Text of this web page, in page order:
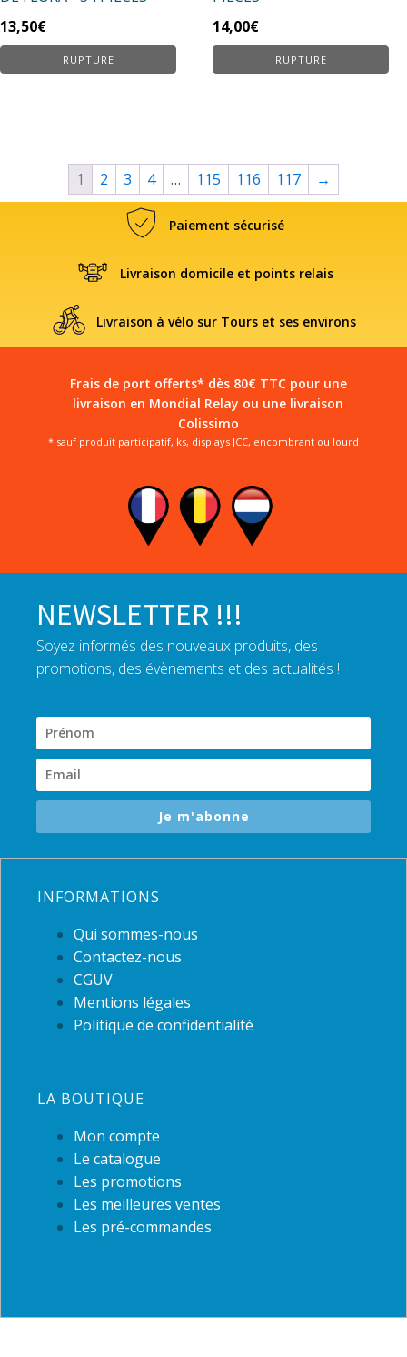
13,50€
RUPTURE
14,00€
RUPTURE
1 2 3 4 … 115 116 117 →
Paiement sécurisé
Livraison domicile et points relais
Livraison à vélo sur Tours et ses environs
Frais de port offerts* dès 80€ TTC pour une
livraison en Mondial Relay ou une livraison
Colissimo
* sauf produit participatif, ks, displays JCC, encombrant ou lourd
NEWSLETTER !!!
Soyez informés des nouveaux produits, des
promotions, des évènements et des actualités !
Je m'abonne
INFORMATIONS
Qui sommes-nous
Contactez-nous
CGUV
Mentions légales
Politique de confidentialité
LA BOUTIQUE
Mon compte
Le catalogue
Les promotions
Les meilleures ventes
Les pré-commandes